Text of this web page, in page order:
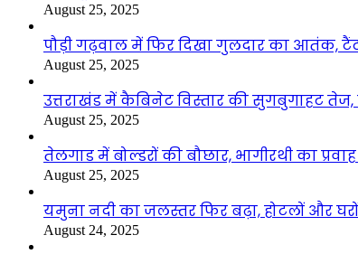
August 25, 2025
पौड़ी गढ़वाल में फिर दिखा गुलदार का आतंक,
August 25, 2025
उत्तराखंड में कैबिनेट विस्तार की सुगबुगाहट
August 25, 2025
तेलगाड में बोल्डरों की बौछार, भागीरथी का
August 25, 2025
यमुना नदी का जलस्तर फिर बढ़ा, होटलों और
August 24, 2025